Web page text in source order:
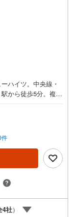
ハイツ。中央線・
から徒歩5分。複数
実。1983年築、RC
層マンション。オ
安心。管理は東急
。内装新規リフォ
！■ローンが心配■
もご相談下さい。■
でお迎えに上がり
宅査定のご相談 ○
件
4社）